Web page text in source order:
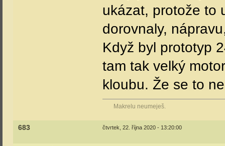
ukázat, protože to
dorovnaly,
Když byl prototyp
tam tak velký
kloubu. Že se to
Makrelu neumeješ.
683 čtvrtek, 22. října 2020 - 13:20:00